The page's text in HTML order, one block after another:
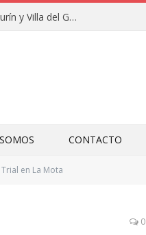
Clausuras de los campamentos de verano en Alhaurín y Villa del Guadalhorce 2026
CONTACTO
en La Mota
0